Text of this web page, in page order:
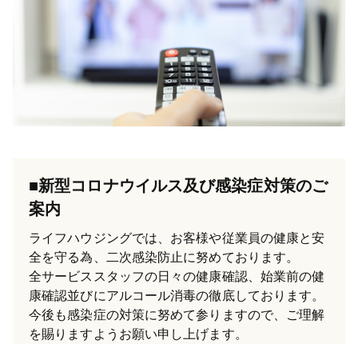
■新型コロナウイルス及び感染症対策のご
案内
ライフハウジングでは、お客様や従業員の健康と安
全を守る為、二次感染防止に努めております。
全サービススタッフの日々の健康確認、始業前の健
康確認並びにアルコール消毒の徹底しております。
今後も感染症の対策に努めて参りますので、ご理解
を賜りますようお願い申し上げます。